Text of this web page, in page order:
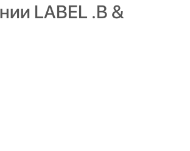
LABEL .B &